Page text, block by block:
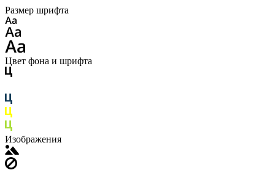
Размер шрифта
Цвет фона и шрифта
Изображения